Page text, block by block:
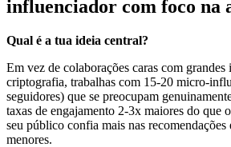
influenciador com foco na
Qual é a tua ideia central?
Em vez de colaborações caras com
criptografia, trabalhas com 15-20 micro-
seguidores) que se preocupam
taxas de engajamento 2-3x maiores do que
seu público confia mais nas recomendações
menores.